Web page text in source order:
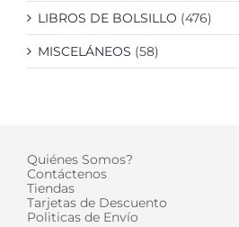
LIBROS DE BOLSILLO (476)
MISCELÁNEOS (58)
Quiénes Somos?
Contáctenos
Tiendas
Tarjetas de Descuento
Politicas de Envío